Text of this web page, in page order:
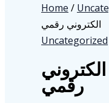
Home /
الكتروني رقمي
Uncategorized
رقمي